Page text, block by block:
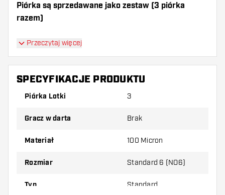
Piórka są sprzedawane jako zestaw (3 piórka
razem)
Dartshopper tip!
Upewnij się, że masz pod ręką dużo piórek i
shaftów. Mogą one zostać uszkodzone lub
Wypróbuj inny kształt, materiał lub grubość
najbardziej Ci odpowiada!
Przeczytaj więcej
SPECYFIKACJE PRODUKTU
Piórka Lotki 3
Gracz w darta Brak
Materiał 100 Micron
Rozmiar Standard 6 (NO6)
Typ Standard